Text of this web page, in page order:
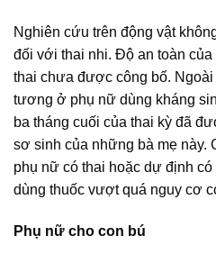
Nghiên cứu trên động vật
đối với thai nhi. Độ an toàn
thai chưa được công bố.
tương ở phụ nữ dùng kháng
ba tháng cuối của thai kỳ đã
sơ sinh của những bà mẹ này.
phụ nữ có thai hoặc dự định
dùng thuốc vượt quá nguy cơ
Phụ nữ cho con bú